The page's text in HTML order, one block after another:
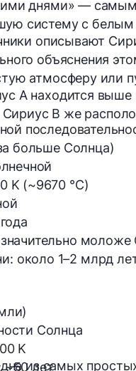
днями» —
систему с белым
описывают
объяснения
атмосферу или
А находится
Сириус B же
больше Солнца)
K (~9670 °C)
моложе
около 1–2 млрд
Солнца
K
~50 лет
из самых